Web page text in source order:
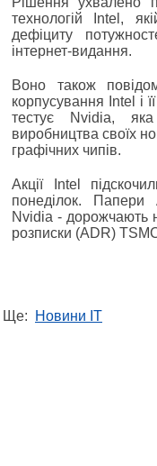
технологій Intel,
дефіциту
інтернет-видання.
Воно також
корпусування Intel і
тестує Nvidia,
виробництва своїх
графічних чипів.
Акції Intel
понеділок.
Nvidia - дорожчають
розписки (ADR)
Ще: Новини IT